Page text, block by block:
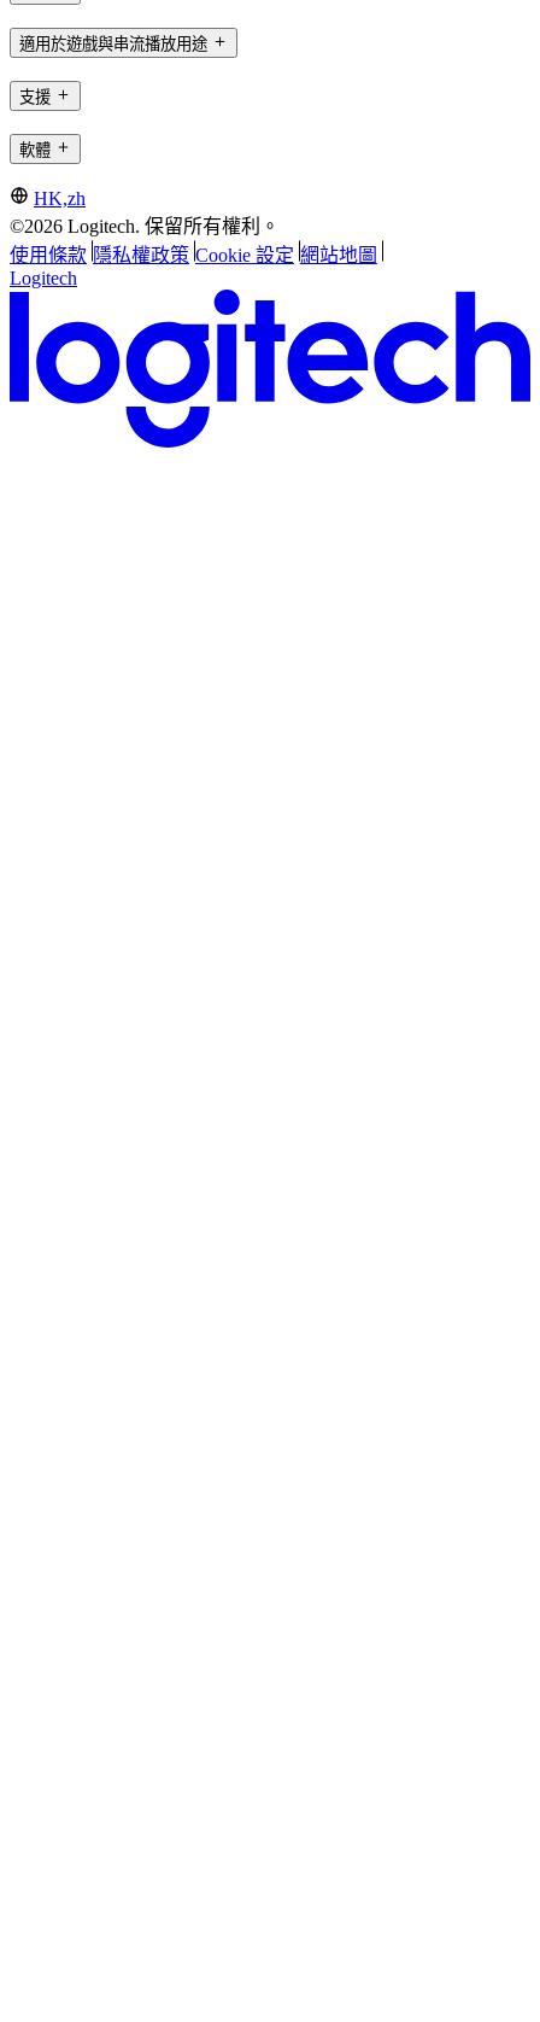
適用於遊戲與串流播放用途
支援
軟體
HK,zh
©2026 Logitech. 保留所有權利。
使用條款 隱私權政策 Cookie 設定 網站地圖
Logitech